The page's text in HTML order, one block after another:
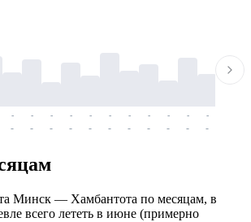
-
-
-
-
-
-
-
-
-
-
-
-
-
-
-
-
-
-
-
-
-
-
Минск — Хамбантота по месяцам, в
всего лететь в июне (примерно